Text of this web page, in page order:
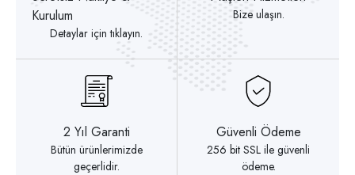
Kurulum
Detaylar için tıklayın.
Bize ulaşın.
2 Yıl Garanti
Bütün ürünlerimizde
geçerlidir.
Güvenli Ödeme
256 bit SSL ile güvenli
ödeme.